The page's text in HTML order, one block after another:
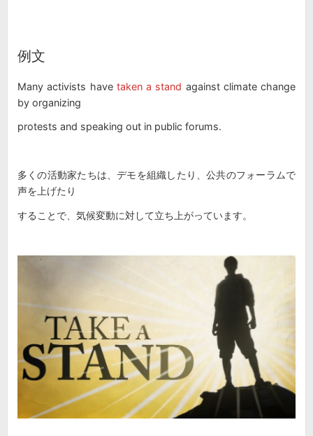
例文
Many activists havetaken a stand against climate change
by organizing
protests and speaking out in public forums.
多くの活動家たちは、デモを組織したり、公共のフォーラムで
声を上げたり
することで、気候変動に対して立ち上がっています。